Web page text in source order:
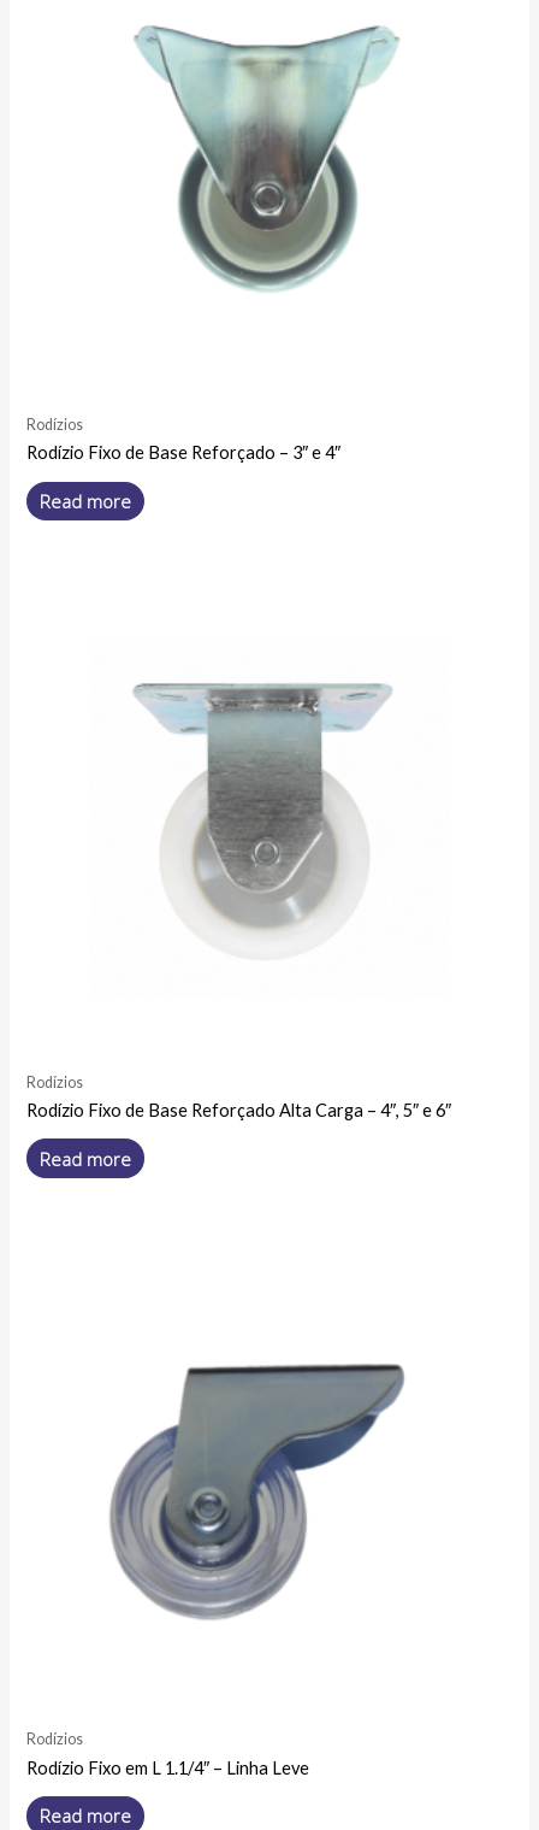
Rodízios
Rodízio Fixo de Base Reforçado – 3″ e 4″
Read more
Rodízios
Rodízio Fixo de Base Reforçado Alta Carga – 4″, 5″ e 6″
Read more
Rodízios
Rodízio Fixo em L 1.1/4″ – Linha Leve
Read more